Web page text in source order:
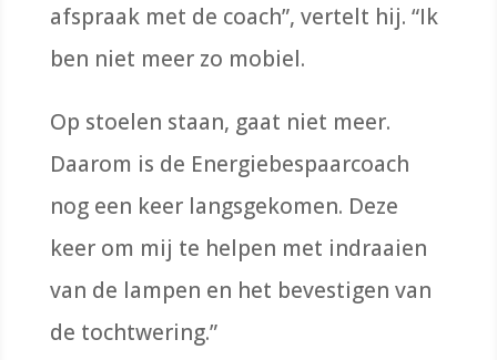
afspraak met de coach”, vertelt hij. “Ik
ben niet meer zo mobiel.
Op stoelen staan, gaat niet meer.
Daarom is de Energiebespaarcoach
nog een keer langsgekomen. Deze
keer om mij te helpen met indraaien
van de lampen en het bevestigen van
de tochtwering.”